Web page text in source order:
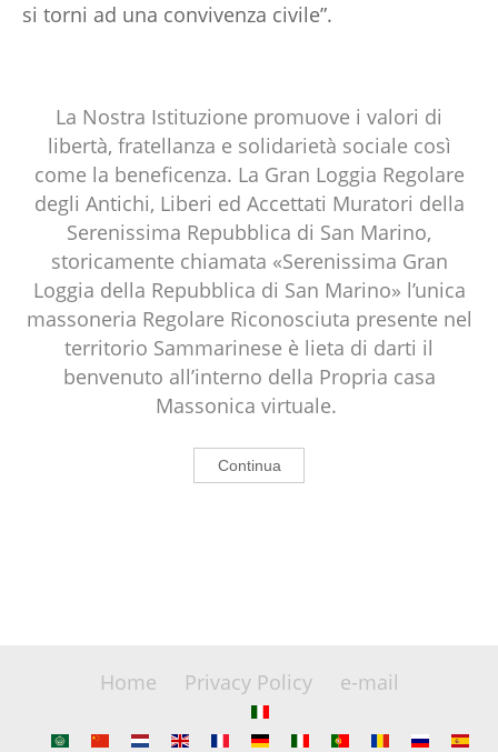
si torni ad una convivenza civile”.
La Nostra Istituzione promuove i valori di
libertà, fratellanza e solidarietà sociale così
come la beneficenza. La Gran Loggia Regolare
degli Antichi, Liberi ed Accettati Muratori della
Serenissima Repubblica di San Marino,
storicamente chiamata «Serenissima Gran
Loggia della Repubblica di San Marino» l’unica
massoneria Regolare Riconosciuta presente nel
territorio Sammarinese è lieta di darti il
benvenuto all’interno della Propria casa
Massonica virtuale.
Continua
Home Privacy Policy e-mail